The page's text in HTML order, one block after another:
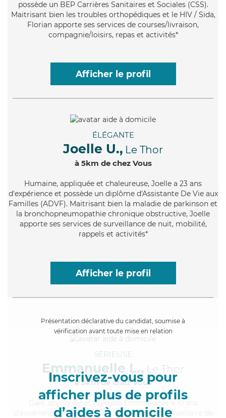
possède un BEP Carrières Sanitaires et Sociales (CSS).
Maitrisant bien les troubles orthopédiques et le HIV / Sida,
Florian apporte ses services de courses/livraison,
compagnie/loisirs, repas et activités*
Afficher le profil
ÉLÉGANTE
Joelle U., Le Thor
à 5km de chez Vous
Humaine, appliquée et chaleureuse, Joelle a 23 ans
d'expérience et possède un diplôme d'Assistante De Vie aux
Familles (ADVF). Maitrisant bien la maladie de parkinson et
la bronchopneumopathie chronique obstructive, Joelle
apporte ses services de surveillance de nuit, mobilité,
rappels et activités*
Afficher le profil
Présentation déclarative du candidat, soumise à
vérification avant toute mise en relation
Inscrivez-vous pour
afficher plus de profils
d’aides à domicile
SÉRIEUSE
Emmanuelle L., Le Thor
à 5km de chez Vous
, appliquée et joyeuse, Emmanuelle a 10 ans
d'expérience et possède un diplôme d'État d'Auxiliaire de